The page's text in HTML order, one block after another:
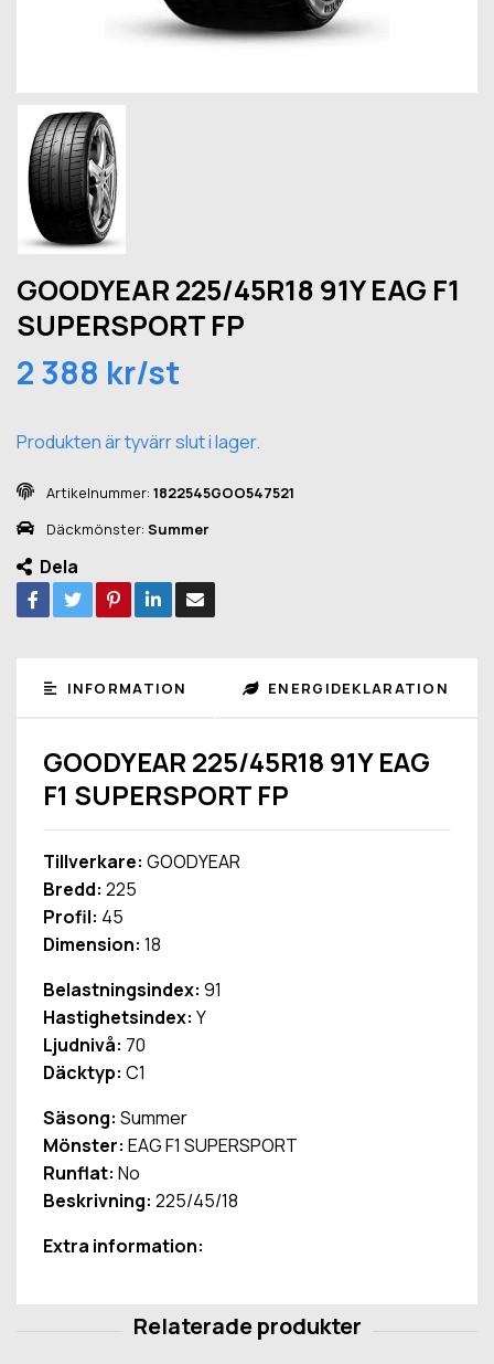
GOODYEAR 225/45R18 91Y EAG F1
SUPERSPORT FP
2 388 kr/st
Produkten är tyvärr slut i lager.
Artikelnummer: 1822545GOO547521
Däckmönster: Summer
Dela
INFORMATION ENERGIDEKLARATION
GOODYEAR 225/45R18 91Y EAG
F1 SUPERSPORT FP
Tillverkare: GOODYEAR
Bredd: 225
Profil: 45
Dimension: 18
Belastningsindex: 91
Hastighetsindex: Y
Ljudnivå: 70
Däcktyp: C1
Säsong: Summer
Mönster: EAG F1 SUPERSPORT
Runflat: No
Beskrivning: 225/45/18
Extra information: